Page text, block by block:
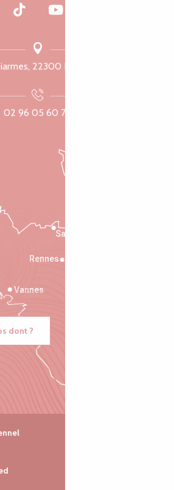
22300 Lannuon
02 96 05 60 70
Saint-Malo
Rennes
Vannes
dont ?